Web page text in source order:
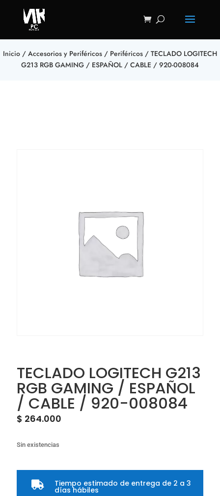
Inicio / Accesorios y Periféricos / Periféricos / TECLADO LOGITECH
G213 RGB GAMING / ESPAÑOL / CABLE / 920-008084
TECLADO LOGITECH G213
RGB GAMING / ESPAÑOL
/ CABLE / 920-008084
$ 264.000
Sin existencias
 Tiempo estimado de entrega de 2 a 3
días hábiles